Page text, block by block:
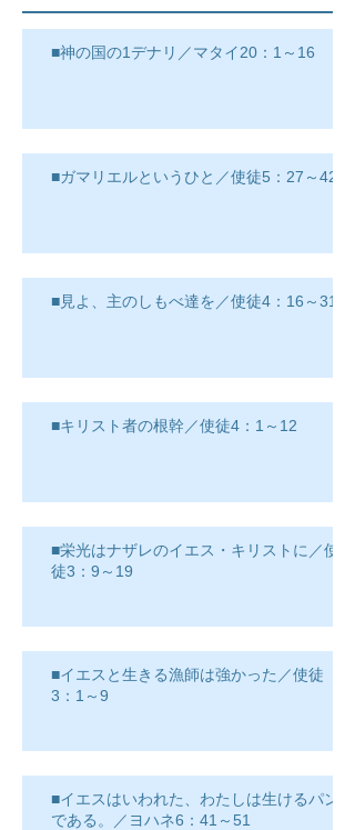
■神の国の1デナリ／マタイ20：1～16
■ガマリエルというひと／使徒5：27～42
■見よ、主のしもべ達を／使徒4：16～31
■キリスト者の根幹／使徒4：1～12
■栄光はナザレのイエス・キリストに／使
徒3：9～19
■イエスと生きる漁師は強かった／使徒
3：1～9
■イエスはいわれた、わたしは生けるパン
である。／ヨハネ6：41～51